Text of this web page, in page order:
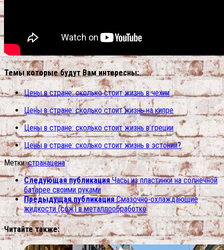
Темы которые будут Вам интересны:
Цены в стране: сколько стоит жизнь в чехии
Цены в стране: сколько стоит жизнь на кипре
Цены в стране: сколько стоит жизнь в греции
Цены в стране: сколько стоит жизнь в эстонии?
Метки: странацена
Следующая публикация Часы из пластинки на солнечной
батарее своими руками
Предыдущая публикация Смазочно-охлаждающие
жидкости (сож) в металлообработке
Читайте также: